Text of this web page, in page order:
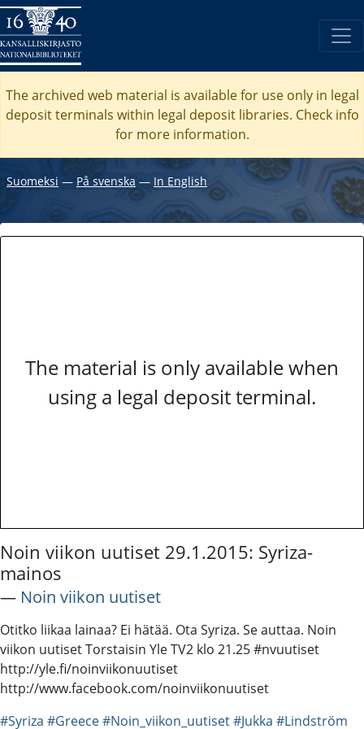
The archived web material is available for use only in legal
deposit terminals within legal deposit libraries. Check info
for more information.
Suomeksi ― På svenska ― In English
The material is only available when
using a legal deposit terminal.
Noin viikon uutiset 29.1.2015: Syriza-
mainos
― Noin viikon uutiset
Otitko liikaa lainaa? Ei hätää. Ota Syriza. Se auttaa. Noin
viikon uutiset Torstaisin Yle TV2 klo 21.25 #nvuutiset
http://yle.fi/noinviikonuutiset
http://www.facebook.com/noinviikonuutiset
#Syriza #Greece#Noin_viikon_uutiset#Jukka #Lindström